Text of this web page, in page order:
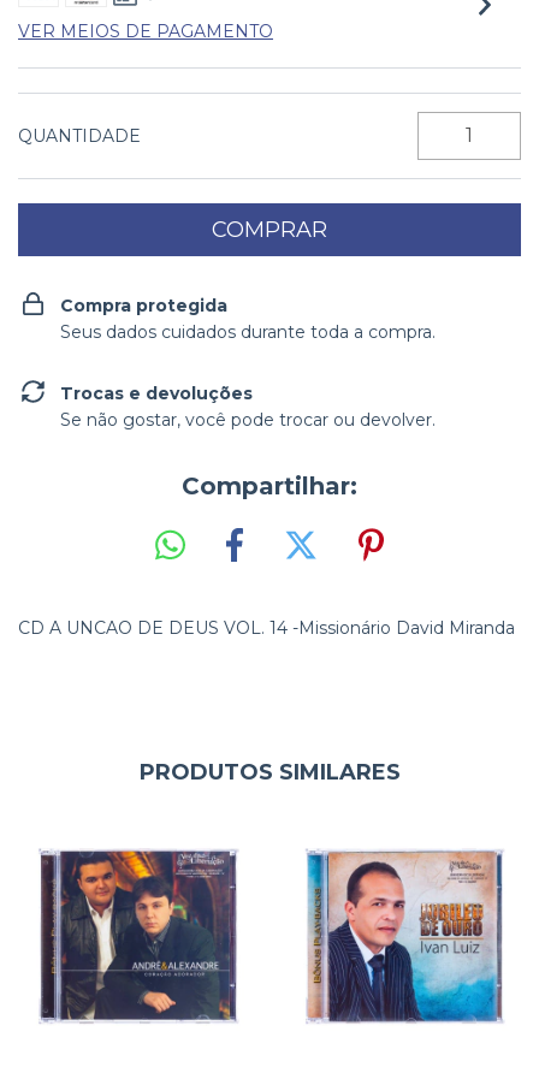
VER MEIOS DE PAGAMENTO
QUANTIDADE
Compra protegida
Seus dados cuidados durante toda a compra.
Trocas e devoluções
Se não gostar, você pode trocar ou devolver.
Compartilhar:
CD A UNCAO DE DEUS VOL. 14 -Missionário David Miranda
PRODUTOS SIMILARES